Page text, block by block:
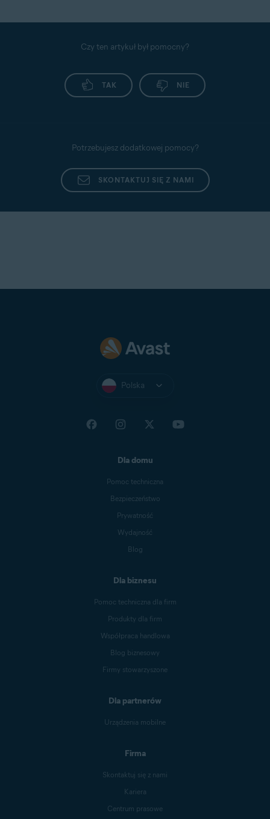
Czy ten artykuł był pomocny?
TAK NIE
Potrzebujesz dodatkowej pomocy?
SKONTAKTUJ SIĘ Z NAMI
Polska
Dla domu
Pomoc techniczna
Bezpieczeństwo
Prywatność
Wydajność
Blog
Dla biznesu
Pomoc techniczna dla firm
Produkty dla firm
Współpraca handlowa
Blog biznesowy
Firmy stowarzyszone
Dla partnerów
Urządzenia mobilne
Firma
Skontaktuj się z nami
Kariera
Centrum prasowe